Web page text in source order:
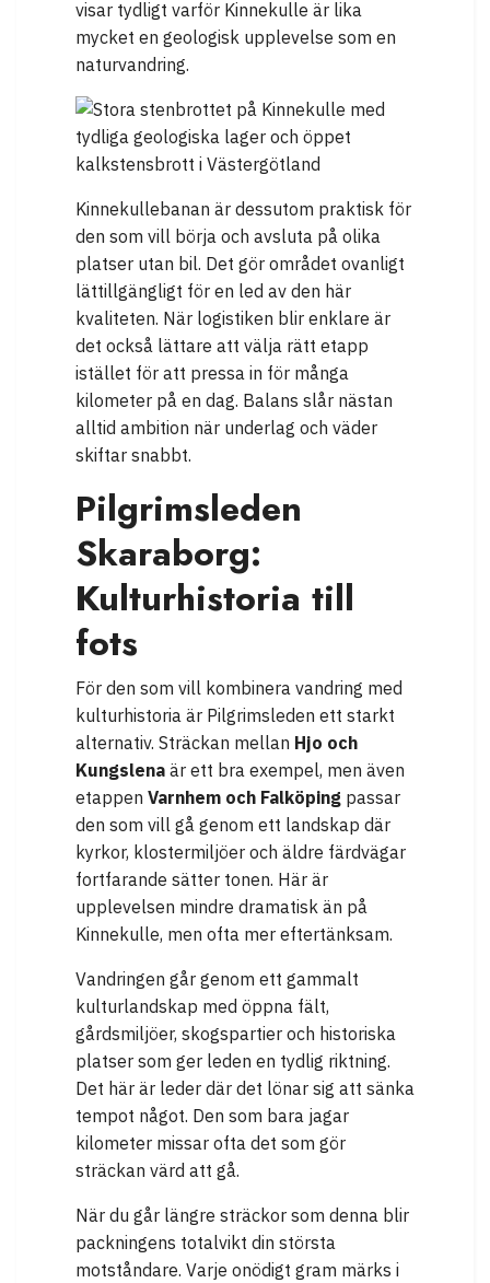
visar tydligt varför Kinnekulle är lika
mycket en geologisk upplevelse som en
naturvandring.
Kinnekullebanan är dessutom praktisk för
den som vill börja och avsluta på olika
platser utan bil. Det gör området ovanligt
lättillgängligt för en led av den här
kvaliteten. När logistiken blir enklare är
det också lättare att välja rätt etapp
istället för att pressa in för många
kilometer på en dag. Balans slår nästan
alltid ambition när underlag och väder
skiftar snabbt.
Pilgrimsleden
Skaraborg:
Kulturhistoria till
fots
För den som vill kombinera vandring med
kulturhistoria är Pilgrimsleden ett starkt
alternativ. Sträckan mellan Hjo och
Kungslena är ett bra exempel, men även
etappen Varnhem och Falköping passar
den som vill gå genom ett landskap där
kyrkor, klostermiljöer och äldre färdvägar
fortfarande sätter tonen. Här är
upplevelsen mindre dramatisk än på
Kinnekulle, men ofta mer eftertänksam.
Vandringen går genom ett gammalt
kulturlandskap med öppna fält,
gårdsmiljöer, skogspartier och historiska
platser som ger leden en tydlig riktning.
Det här är leder där det lönar sig att sänka
tempot något. Den som bara jagar
kilometer missar ofta det som gör
sträckan värd att gå.
När du går längre sträckor som denna blir
packningens totalvikt din största
motståndare. Varje onödigt gram märks i